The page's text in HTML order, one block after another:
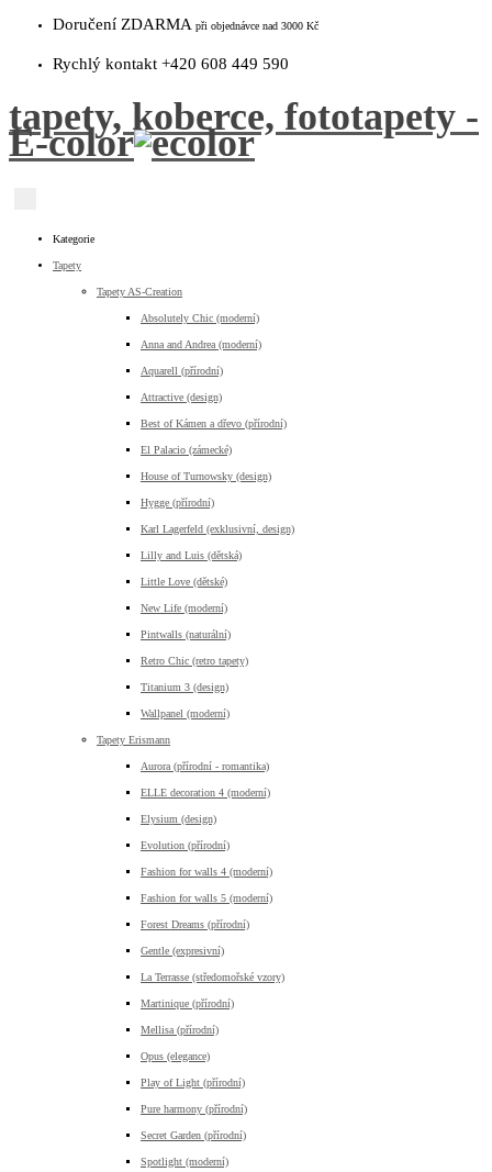
Doručení ZDARMA při objednávce nad 3000 Kč
Rychlý kontakt +420 608 449 590
tapety, koberce, fototapety -
E-color
Kategorie
Tapety
Tapety AS-Creation
Absolutely Chic (moderní)
Anna and Andrea (moderní)
Aquarell (přírodní)
Attractive (design)
Best of Kámen a dřevo (přírodní)
El Palacio (zámecké)
House of Turnowsky (design)
Hygge (přírodní)
Karl Lagerfeld (exklusivní, design)
Lilly and Luis (dětská)
Little Love (dětské)
New Life (moderní)
Pintwalls (naturální)
Retro Chic (retro tapety)
Titanium 3 (design)
Wallpanel (moderní)
Tapety Erismann
Aurora (přírodní - romantika)
ELLE decoration 4 (moderní)
Elysium (design)
Evolution (přírodní)
Fashion for walls 4 (moderní)
Fashion for walls 5 (moderní)
Forest Dreams (přírodní)
Gentle (expresivní)
La Terrasse (středomořské vzory)
Martinique (přírodní)
Mellisa (přírodní)
Opus (elegance)
Play of Light (přírodní)
Pure harmony (přírodní)
Secret Garden (přírodní)
Spotlight (moderní)